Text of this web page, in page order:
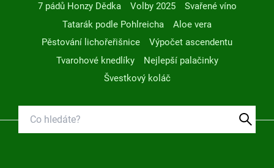
7 pádů Honzy Dědka
Volby 2025
Svařené víno
Tatarák podle Pohlreicha
Aloe vera
Pěstování lichořeřišnice
Výpočet ascendentu
Tvarohové knedlíky
Nejlepší palačinky
Švestkový koláč